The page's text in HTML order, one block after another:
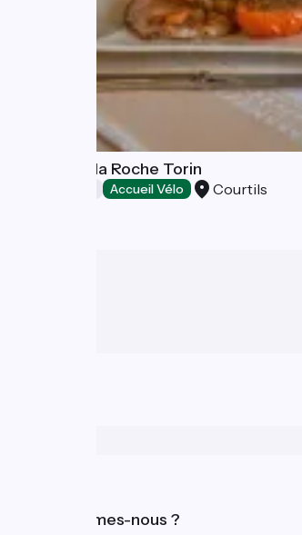
Manoir de la Roche Torin
Accueil Vélo Courtils
Qui sommes-nous ?